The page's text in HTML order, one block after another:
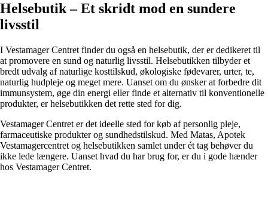
Helsebutik – Et skridt mod en sundere
livsstil
I Vestamager Centret finder du også en helsebutik, der er dedikeret til
at promovere en sund og naturlig livsstil. Helsebutikken tilbyder et
bredt udvalg af naturlige kosttilskud, økologiske fødevarer, urter, te,
naturlig hudpleje og meget mere. Uanset om du ønsker at forbedre dit
immunsystem, øge din energi eller finde et alternativ til konventionelle
produkter, er helsebutikken det rette sted for dig.
Vestamager Centret er det ideelle sted for køb af personlig pleje,
farmaceutiske produkter og sundhedstilskud. Med Matas, Apotek
Vestamagercentret og helsebutikken samlet under ét tag behøver du
ikke lede længere. Uanset hvad du har brug for, er du i gode hænder
hos Vestamager Centret.